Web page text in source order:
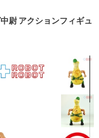
尉 アクションフィギュ